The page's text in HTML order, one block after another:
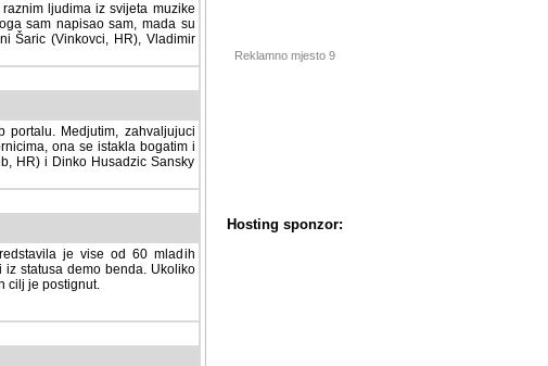
ljudima iz svijeta muzike
sam napisao sam, mada su
Šaric (Vinkovci, HR), Vladimir
Medjutim, zahvaljujuci veliki
ona se istakla bogatim i
HR) i Dinko Husadzic Sansky
je vise od 60 mladih
statusa demo benda. Ukoliko im
je postignut.